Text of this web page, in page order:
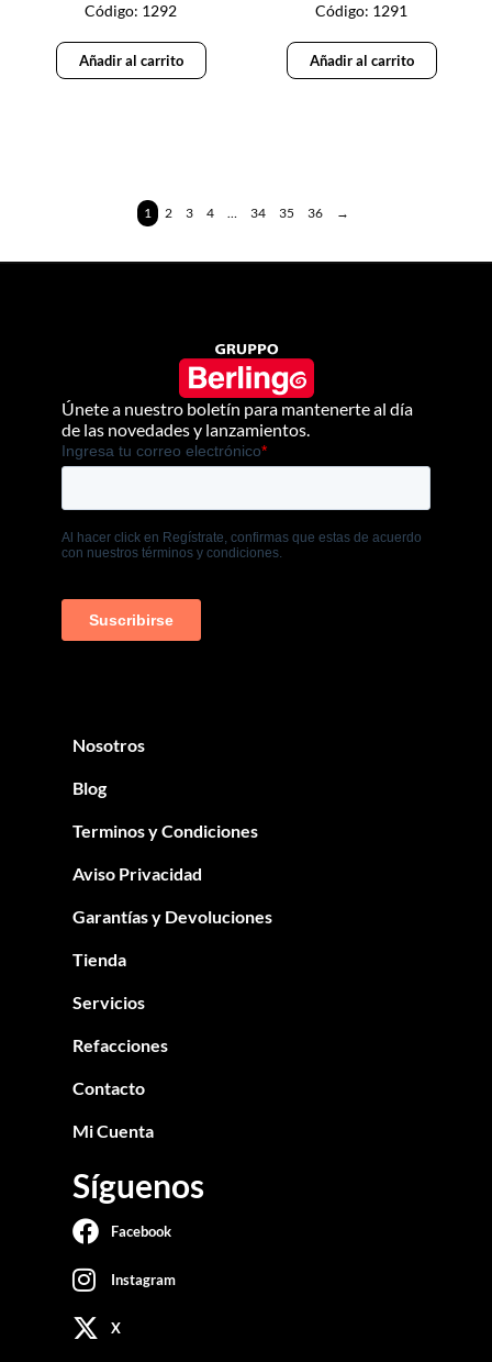
Código: 1292
Añadir al carrito
Código: 1291
Añadir al carrito
1 2 3 4 … 34 35 36 →
Únete a nuestro boletín para mantenerte al día
de las novedades y lanzamientos.
Nosotros
Blog
Terminos y Condiciones
Aviso Privacidad
Garantías y Devoluciones
Tienda
Servicios
Refacciones
Contacto
Mi Cuenta
Síguenos
Facebook
Instagram
X